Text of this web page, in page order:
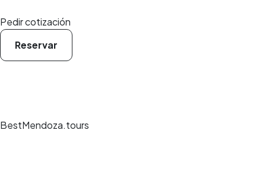
Pedir cotización
Reservar
BestMendoza.tours